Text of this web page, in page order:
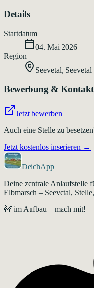
Details
Startdatum
04. Mai 2026
Region
Seevetal, Seevetal
Bewerbung & Kontakt
Jetzt bewerben
Auch eine Stelle zu
Jetzt kostenlos inserieren →
DeichApp
Deine zentrale Anlaufstelle
Elbmarsch – Seevetal,
🚧 im Aufbau – mach mit!